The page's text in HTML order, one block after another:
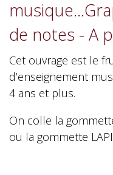
de notes - A
Cet ouvrage est le
d’enseignement
4 ans et plus.
On colle la
ou la gommette